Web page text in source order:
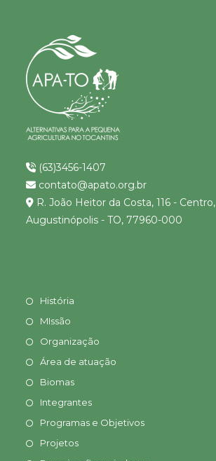
(63)3456-1407
contato@apato.org.br
R. João Heitor da Costa, 116 - Centro,
Augustinópolis - TO, 77960-000
História
MIssão
Organização
Área de atuação
Biomas
Integrantes
Programas e Objetivos
Projetos